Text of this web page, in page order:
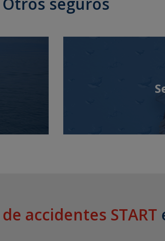
accidentes START